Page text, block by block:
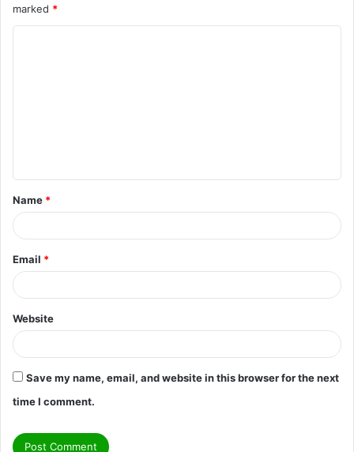
marked *
t
*
Name *
Email *
Website
Save my name, email, and website in this browser for the next
time I comment.